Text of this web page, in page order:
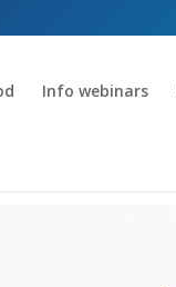
Info webinars